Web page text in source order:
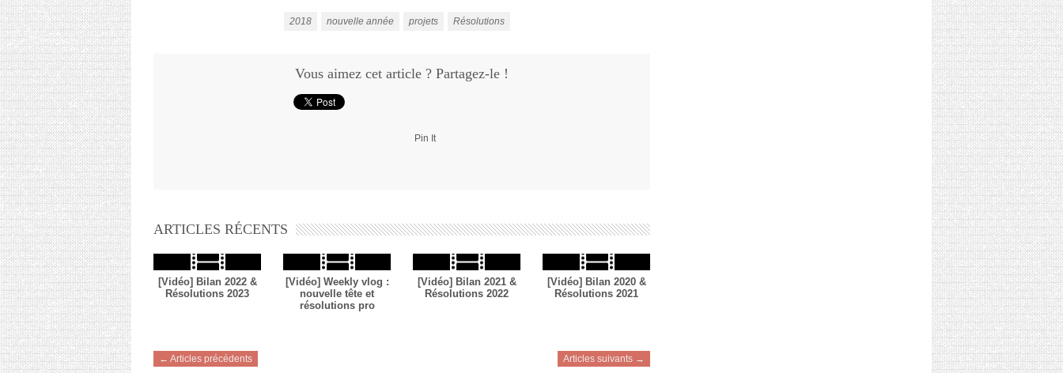
2018 nouvelle année projets Résolutions
Vous aimez cet article ? Partagez-le !
Pin It
ARTICLES RÉCENTS
[Vidéo] Bilan 2022 &
Résolutions 2023
[Vidéo] Weekly vlog :
nouvelle tête et
résolutions pro
[Vidéo] Bilan 2021 &
Résolutions 2022
[Vidéo] Bilan 2020 &
Résolutions 2021
← Articles précédents Articles suivants →